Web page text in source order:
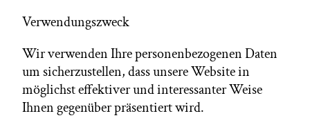
Verwendungszweck
Wir verwenden Ihre personenbezogenen Daten
um sicherzustellen, dass unsere Website in
möglichst effektiver und interessanter Weise
Ihnen gegenüber präsentiert wird.